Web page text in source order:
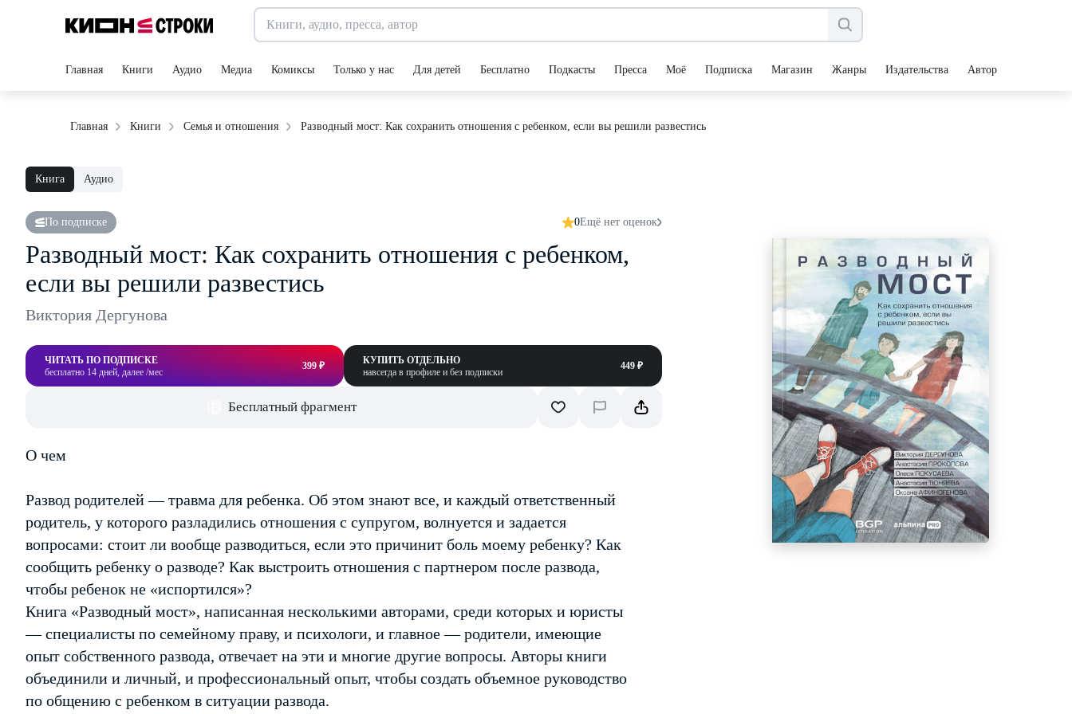
Главная Книги Аудио Медиа Комиксы Только у нас Для детей Бесплатно Подкасты Пресса Моё Подписка Магазин Жанры Издательства Авторы
Главная Книги Семья и отношения Разводный мост: Как сохранить отношения с ребенком, если вы решили развестись
Книга Аудио
По подписке 0Ещё нет оценок
Разводный мост: Как сохранить отношения с ребенком,
если вы решили развестись
Виктория Дергунова
ЧИТАТЬ ПО ПОДПИСКЕ
бесплатно 14 дней, далее /мес
399 ₽
КУПИТЬ ОТДЕЛЬНО
навсегда в профиле и без подписки
449 ₽
Бесплатный фрагмент
О чем
Развод родителей — травма для ребенка. Об этом знают все, и каждый ответственный
родитель, у которого разладились отношения с супругом, волнуется и задается
вопросами: стоит ли вообще разводиться, если это причинит боль моему ребенку? Как
сообщить ребенку о разводе? Как выстроить отношения с партнером после развода,
чтобы ребенок не «испортился»?
Книга «Разводный мост», написанная несколькими авторами, среди которых и юристы
— специалисты по семейному праву, и психологи, и главное — родители, имеющие
опыт собственного развода, отвечает на эти и многие другие вопросы. Авторы книги
объединили и личный, и профессиональный опыт, чтобы создать объемное руководство
по общению с ребенком в ситуации развода.